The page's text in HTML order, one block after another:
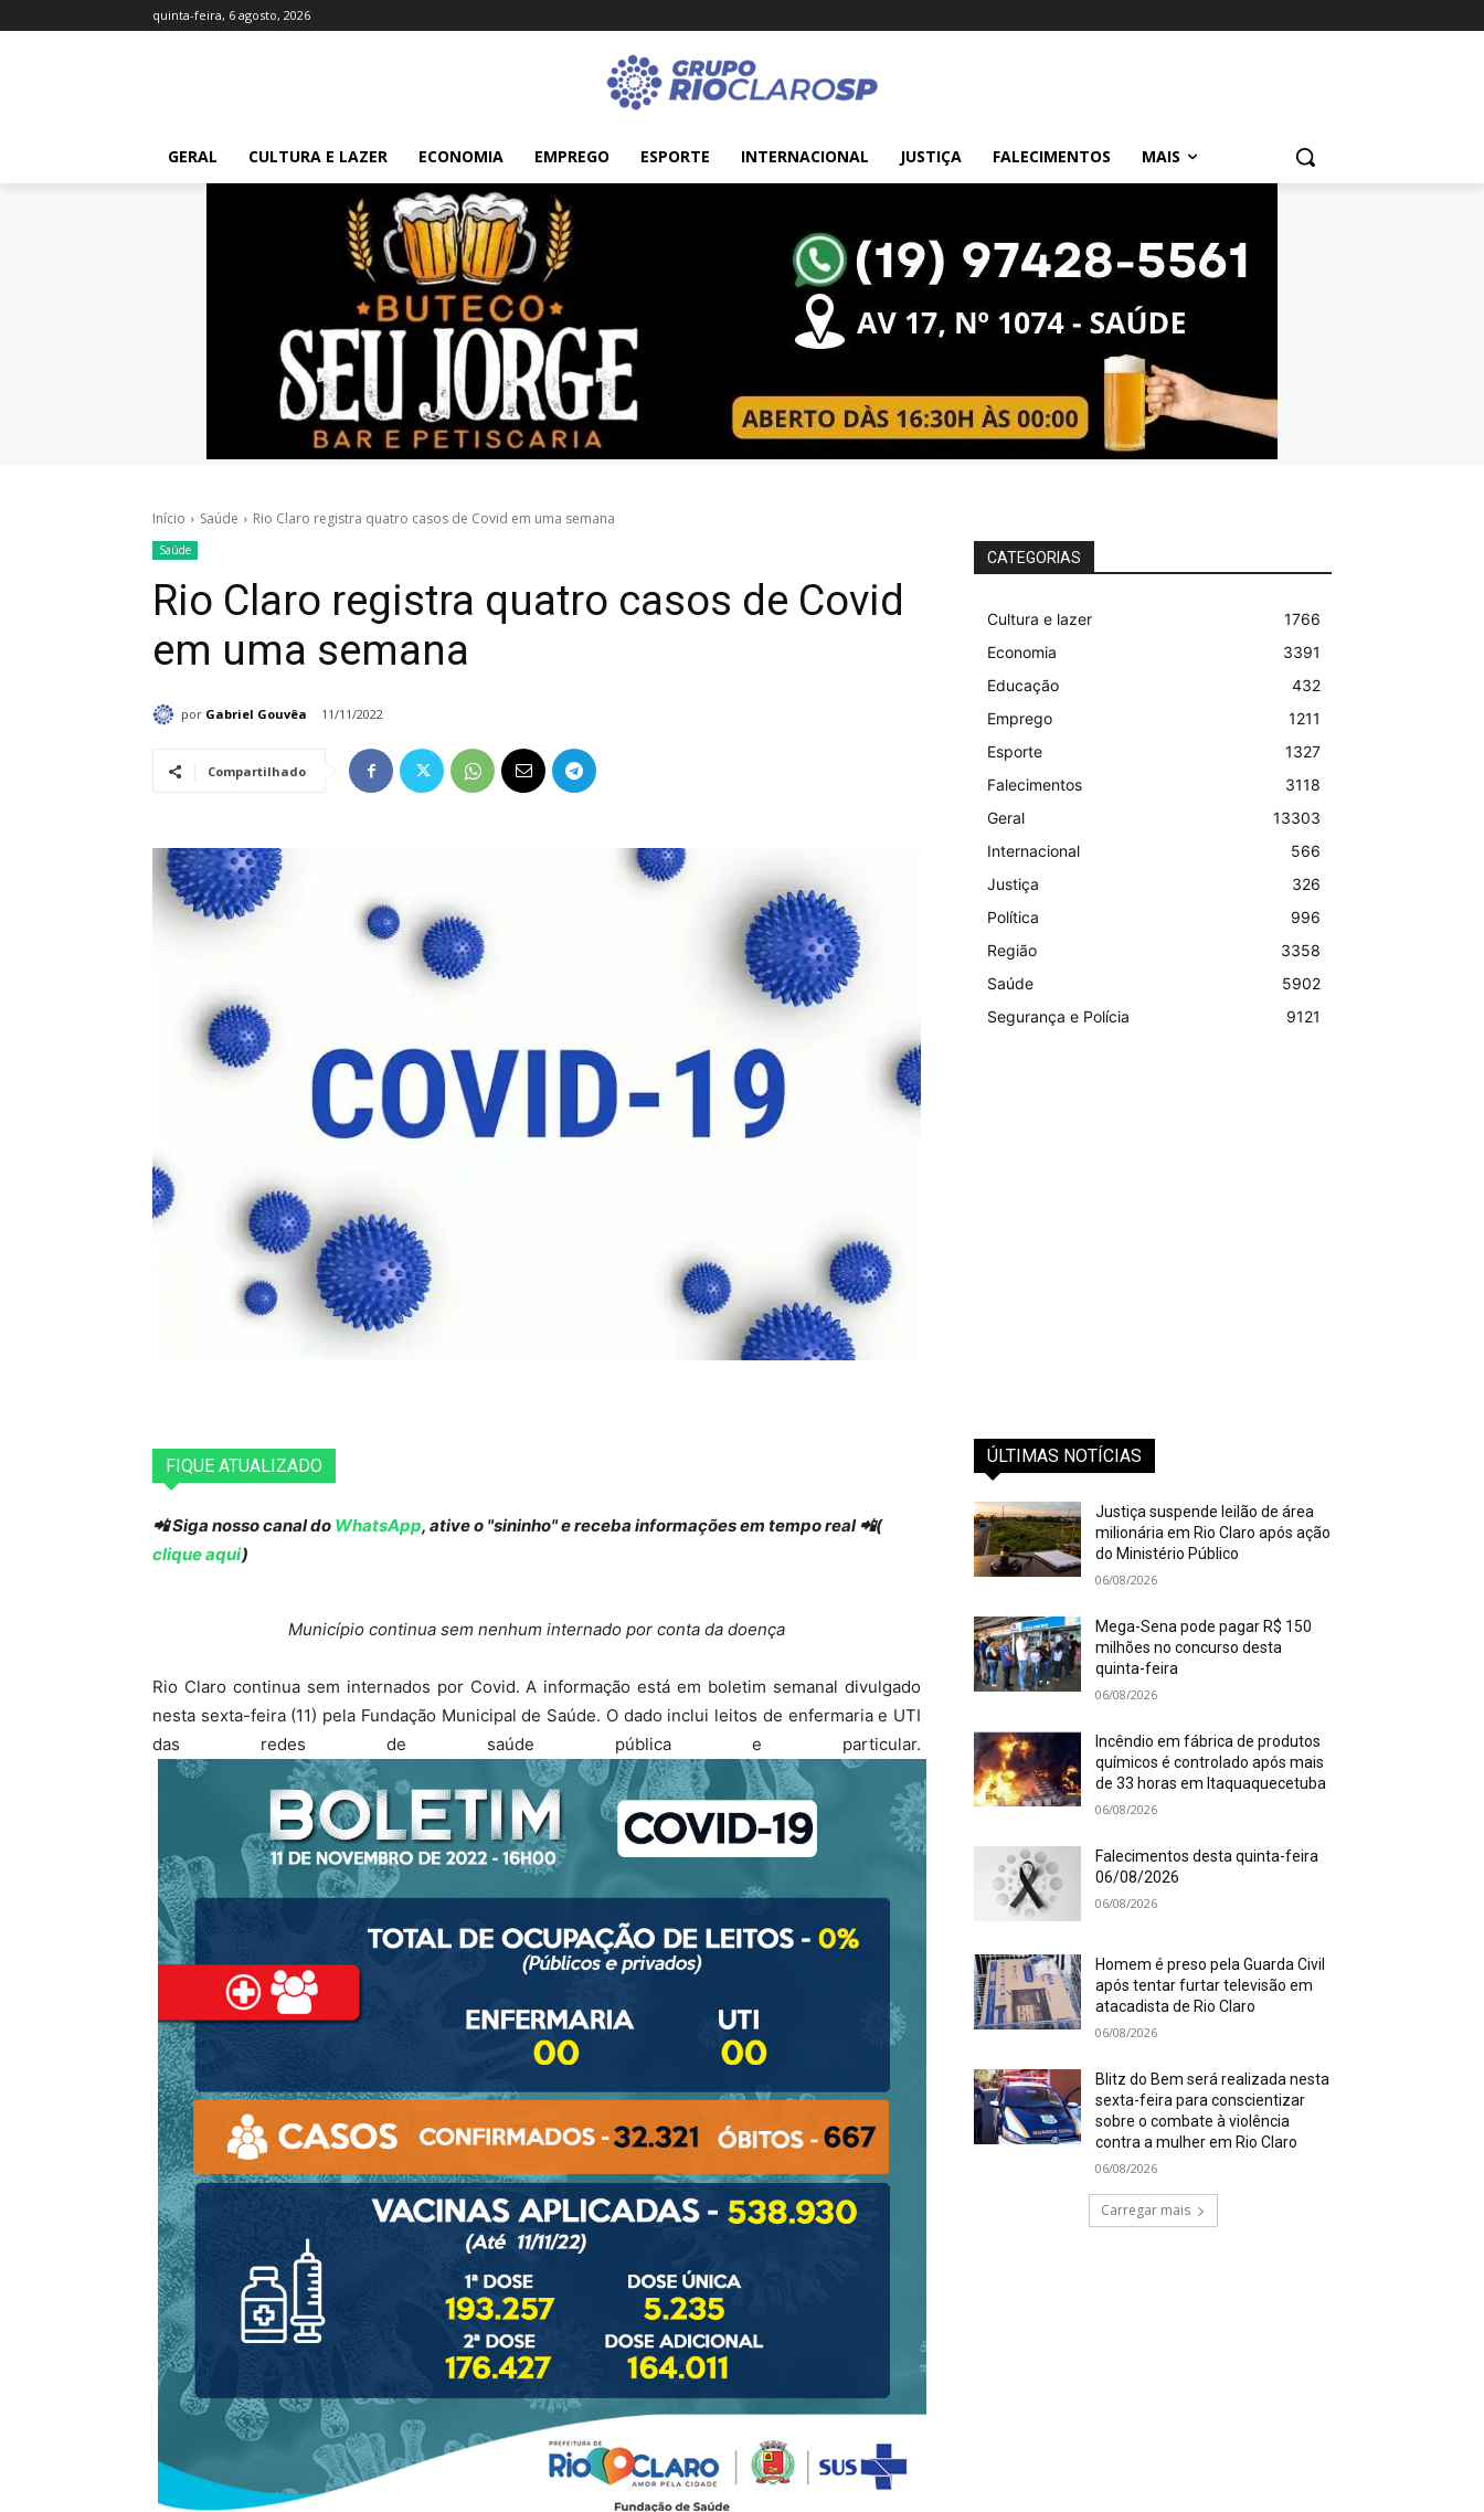
quinta-feira, 6 agosto, 2026
GERAL CULTURA E LAZER ECONOMIA EMPREGO ESPORTE INTERNACIONAL JUSTIÇA FALECIMENTOS MAIS
Início Saúde Rio Claro registra quatro casos de Covid em uma semana
Saúde
Rio Claro registra quatro casos de Covid
em uma semana
por Gabriel Gouvêa 11/11/2022
Compartilhado
FIQUE ATUALIZADO
📲 Siga nosso canal do WhatsApp, ative o "sininho" e receba informações em tempo real 📲(
clique aqui)
Município continua sem nenhum internado por conta da doença
Rio Claro continua sem internados por Covid. A informação está em boletim semanal divulgado
nesta sexta-feira (11) pela Fundação Municipal de Saúde. O dado inclui leitos de enfermaria e UTI
das redes de saúde pública e particular.
CATEGORIAS
Cultura e lazer
1766
Economia
3391
Educação
432
Emprego
1211
Esporte
1327
Falecimentos
3118
Geral
13303
Internacional
566
Justiça
326
Política
996
Região
3358
Saúde
5902
Segurança e Polícia
9121
ÚLTIMAS NOTÍCIAS
Justiça suspende leilão de área
milionária em Rio Claro após ação
do Ministério Público
06/08/2026
Mega-Sena pode pagar R$ 150
milhões no concurso desta
quinta-feira
06/08/2026
Incêndio em fábrica de produtos
químicos é controlado após mais
de 33 horas em Itaquaquecetuba
06/08/2026
Falecimentos desta quinta-feira
06/08/2026
06/08/2026
Homem é preso pela Guarda Civil
após tentar furtar televisão em
atacadista de Rio Claro
06/08/2026
Blitz do Bem será realizada nesta
sexta-feira para conscientizar
sobre o combate à violência
contra a mulher em Rio Claro
06/08/2026
Carregar mais